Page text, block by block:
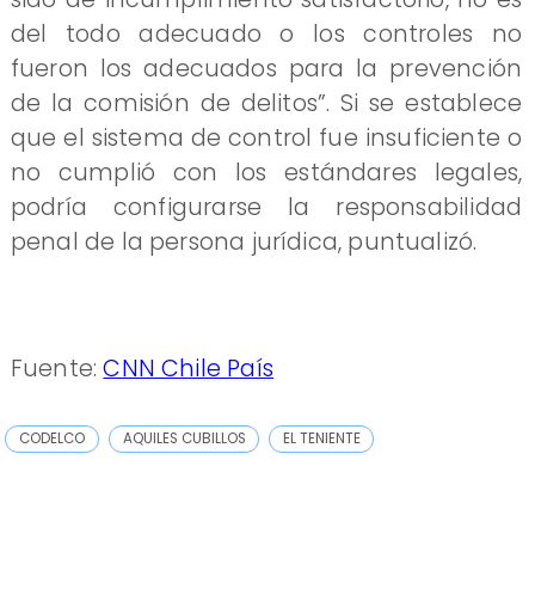
del todo adecuado o los controles no
fueron los adecuados para la prevención
de la comisión de delitos”. Si se establece
que el sistema de control fue insuficiente o
no cumplió con los estándares legales,
podría configurarse la responsabilidad
penal de la persona jurídica, puntualizó.
Fuente:CNN Chile País
CODELCO AQUILES CUBILLOS EL TENIENTE